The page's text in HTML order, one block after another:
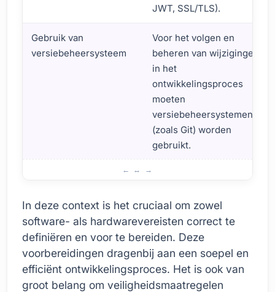
JWT, SSL/TLS).
Gebruik van
versiebeheersysteem
Voor het volgen en
beheren van wijzigingen
in het
ontwikkelingsproces
moeten
versiebeheersystemen
(zoals Git) worden
gebruikt.
In deze context is het cruciaal om zowel
software- als hardwarevereisten correct te
definiëren en voor te bereiden. Deze
voorbereidingen dragenbij aan een soepel en
efficiënt ontwikkelingsproces. Het is ook van
groot belang om veiligheidsmaatregelen